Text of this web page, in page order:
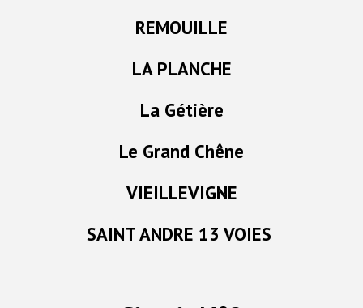
REMOUILLE
LA PLANCHE
La Gétière
Le Grand Chêne
VIEILLEVIGNE
SAINT ANDRE 13 VOIES